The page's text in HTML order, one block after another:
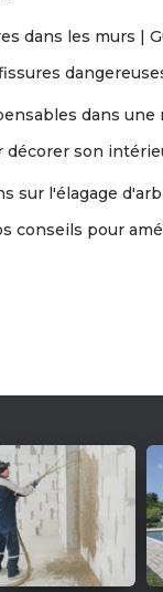
dans les murs |
dans une
décorer son
sur l'élagage
conseils pour